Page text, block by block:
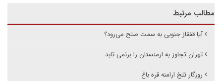
مطالب مرتبط
آیا قفقاز جنوبی به سمت صلح می‌رود؟
تهران تجاوز به ارمنستان را برنمی تابد
روزگار تلخ ارامنه قره باغ